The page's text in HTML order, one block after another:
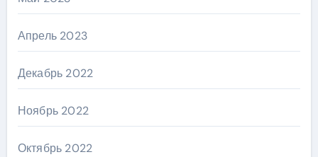
Апрель 2023
Декабрь 2022
Ноябрь 2022
Октябрь 2022